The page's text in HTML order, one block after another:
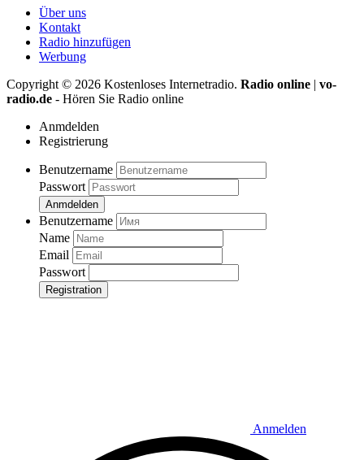
Über uns
Kontakt
Radio hinzufügen
Werbung
Copyright © 2026 Kostenloses Internetradio. Radio online | vo-
radio.de - Hören Sie Radio online
Anmdelden
Registrierung
Benutzername
Passwort
Anmdelden
Benutzername
Name
Email
Passwort
Registration
Anmelden